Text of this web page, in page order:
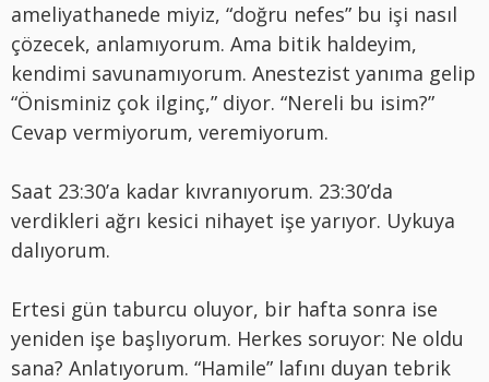
ameliyathanede miyiz, “doğru nefes” bu işi nasıl
çözecek, anlamıyorum. Ama bitik haldeyim,
kendimi savunamıyorum. Anestezist yanıma gelip
“Önisminiz çok ilginç,” diyor. “Nereli bu isim?”
Cevap vermiyorum, veremiyorum.
Saat 23:30’a kadar kıvranıyorum. 23:30’da
verdikleri ağrı kesici nihayet işe yarıyor. Uykuya
dalıyorum.
Ertesi gün taburcu oluyor, bir hafta sonra ise
yeniden işe başlıyorum. Herkes soruyor: Ne oldu
sana? Anlatıyorum. “Hamile” lafını duyan tebrik